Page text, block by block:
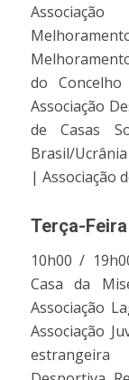
do
Associação
de Casas
Brasil/
| Associação
Terça-
10h00 /
Casa da
Associação
Associação